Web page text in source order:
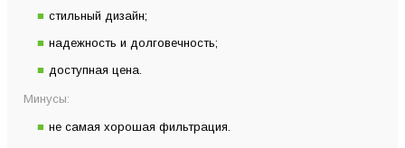
стильный дизайн;
надежность и долговечность;
доступная цена.
Минусы:
не самая хорошая фильтрация.